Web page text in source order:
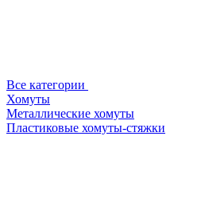
Все категории
Хомуты
Металлические хомуты
Пластиковые хомуты-стяжки